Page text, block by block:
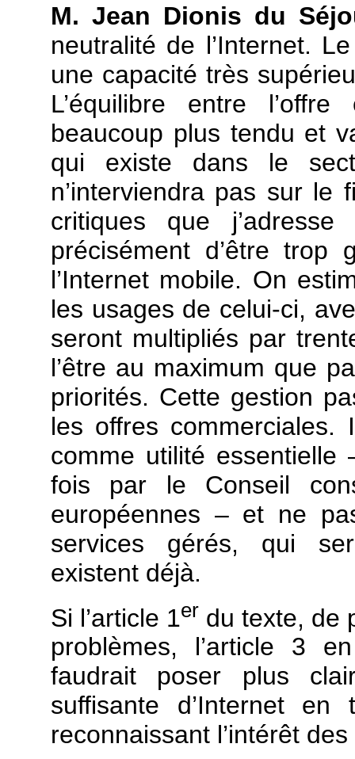
M. Jean Dionis du
neutralité de l’Internet.
une capacité très
L’équilibre entre
beaucoup plus tendu et
qui existe dans le
n’interviendra pas sur le
critiques que
précisément d’être
l’Internet mobile. On
les usages de celui-ci,
seront multipliés par
l’être au maximum que
priorités. Cette gestion
les offres
comme utilité
fois par le Conseil
européennes – et ne
services gérés, qui
existent déjà.
Si l’article 1erdu texte, de
problèmes, l’article 3
faudrait poser plus
suffisante d’Internet
reconnaissant l’intérêt